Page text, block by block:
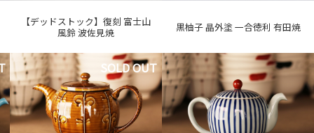
【デッドストック】復刻 富士山
風鈴 波佐見焼
黒柚子 晶外塗 一合徳利 有田焼
SOLD OUT